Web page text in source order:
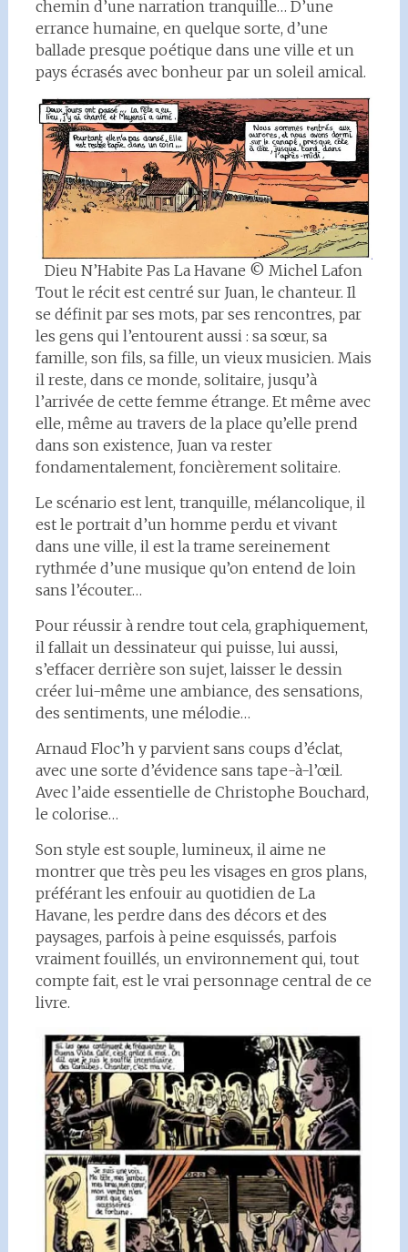
chemin d’une narration tranquille… D’une
errance humaine, en quelque sorte, d’une
ballade presque poétique dans une ville et un
pays écrasés avec bonheur par un soleil amical.
Dieu N’Habite Pas La Havane © Michel Lafon
Tout le récit est centré sur Juan, le chanteur. Il
se définit par ses mots, par ses rencontres, par
les gens qui l’entourent aussi : sa sœur, sa
famille, son fils, sa fille, un vieux musicien. Mais
il reste, dans ce monde, solitaire, jusqu’à
l’arrivée de cette femme étrange. Et même avec
elle, même au travers de la place qu’elle prend
dans son existence, Juan va rester
fondamentalement, foncièrement solitaire.
Le scénario est lent, tranquille, mélancolique, il
est le portrait d’un homme perdu et vivant
dans une ville, il est la trame sereinement
rythmée d’une musique qu’on entend de loin
sans l’écouter…
Pour réussir à rendre tout cela, graphiquement,
il fallait un dessinateur qui puisse, lui aussi,
s’effacer derrière son sujet, laisser le dessin
créer lui-même une ambiance, des sensations,
des sentiments, une mélodie…
Arnaud Floc’h y parvient sans coups d’éclat,
avec une sorte d’évidence sans tape-à-l’œil.
Avec l’aide essentielle de Christophe Bouchard,
le colorise…
Son style est souple, lumineux, il aime ne
montrer que très peu les visages en gros plans,
préférant les enfouir au quotidien de La
Havane, les perdre dans des décors et des
paysages, parfois à peine esquissés, parfois
vraiment fouillés, un environnement qui, tout
compte fait, est le vrai personnage central de ce
livre.